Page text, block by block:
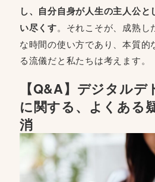
し、自分自身が人生の主人公
い尽くす。それこそが、成熟し
な時間の使い方であり、本質的
る流儀だと私たちは考えます。
【Q&A】デジタル
に関する、よくある
消